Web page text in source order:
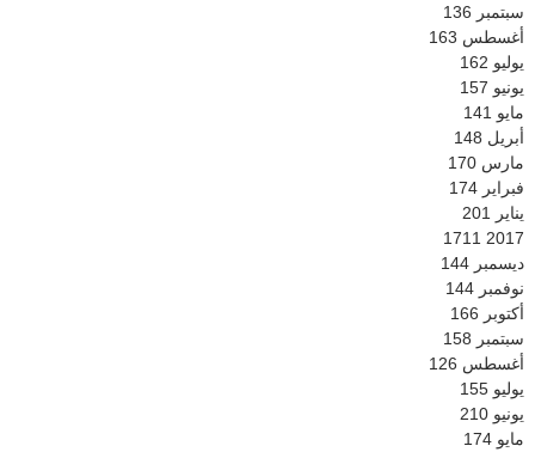
سبتمبر 136
أغسطس 163
يوليو 162
يونيو 157
مايو 141
أبريل 148
مارس 170
فبراير 174
يناير
201
2017
1711
ديسمبر 144
نوفمبر 144
أكتوبر 166
سبتمبر 158
أغسطس 126
يوليو 155
يونيو 210
مايو 174